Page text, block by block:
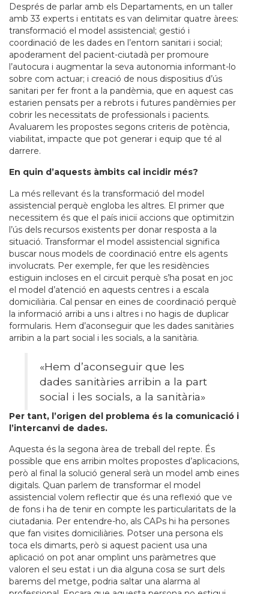
Després de parlar amb els Departaments, en un taller
amb 33 experts i entitats es van delimitar quatre àrees:
transformació el model assistencial; gestió i
coordinació de les dades en l’entorn sanitari i social;
apoderament del pacient-ciutadà per promoure
l’autocura i augmentar la seva autonomia informant-lo
sobre com actuar; i creació de nous dispositius d’ús
sanitari per fer front a la pandèmia, que en aquest cas
estarien pensats per a rebrots i futures pandèmies per
cobrir les necessitats de professionals i pacients.
Avaluarem les propostes segons criteris de potència,
viabilitat, impacte que pot generar i equip que té al
darrere.
En quin d’aquests àmbits cal incidir més?
La més rellevant és la transformació del model
assistencial perquè engloba les altres. El primer que
necessitem és que el país iniciï accions que optimitzin
l’ús dels recursos existents per donar resposta a la
situació. Transformar el model assistencial significa
buscar nous models de coordinació entre els agents
involucrats. Per exemple, fer que les residències
estiguin incloses en el circuit perquè s’ha posat en joc
el model d’atenció en aquests centres i a escala
domiciliària. Cal pensar en eines de coordinació perquè
la informació arribi a uns i altres i no hagis de duplicar
formularis. Hem d’aconseguir que les dades sanitàries
arribin a la part social i les socials, a la sanitària.
«Hem d’aconseguir que les
dades sanitàries arribin a la part
social i les socials, a la sanitària»
Per tant, l’origen del problema és la comunicació i
l’intercanvi de dades.
Aquesta és la segona àrea de treball del repte. És
possible que ens arribin moltes propostes d’aplicacions,
però al final la solució general serà un model amb eines
digitals. Quan parlem de transformar el model
assistencial volem reflectir que és una reflexió que ve
de fons i ha de tenir en compte les particularitats de la
ciutadania. Per entendre-ho, als CAPs hi ha persones
que fan visites domiciliàries. Potser una persona els
toca els dimarts, però si aquest pacient usa una
aplicació on pot anar omplint uns paràmetres que
valoren el seu estat i un dia alguna cosa se surt dels
barems del metge, podria saltar una alarma al